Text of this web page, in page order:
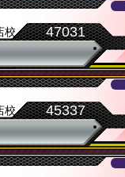
校 47031
校 45337